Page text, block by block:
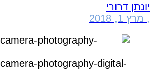
יונתן דרורי
, מרץ 1, 2018
photography-digital-